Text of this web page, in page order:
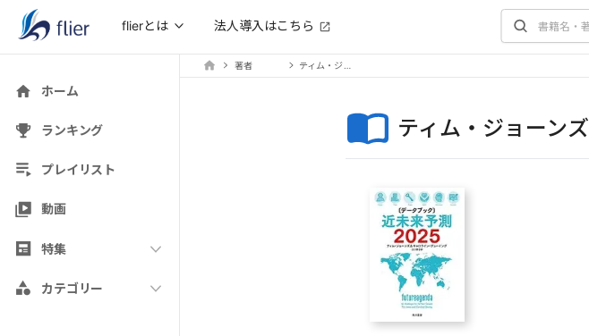
flierとは 法人導入はこちら
ホーム
ランキング
プレイリスト
動画
特集
カテゴリー
著者
ティム・ジョーンズ